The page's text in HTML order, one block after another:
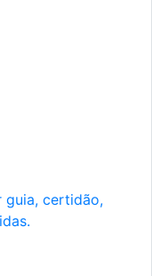
guia, certidão,